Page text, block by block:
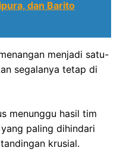
dan Barito
menjadi satu-
segalanya tetap di
menunggu hasil tim
paling dihindari
krusial.